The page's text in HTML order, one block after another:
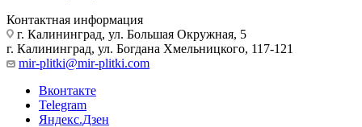
Контактная информация
г. Калининград, ул. Большая Окружная, 5
г. Калининград, ул. Богдана Хмельницкого, 117-121
mir-plitki@mir-plitki.com
Вконтакте
Telegram
Яндекс.Дзен